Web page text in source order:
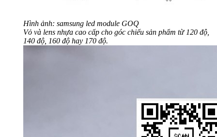
Hình ảnh: samsung led module GOQ
Vỏ và lens nhựa cao cấp cho góc chiếu sản phẩm từ 120 độ,
140 độ, 160 độ hay 170 độ.